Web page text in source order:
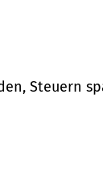
Steuern